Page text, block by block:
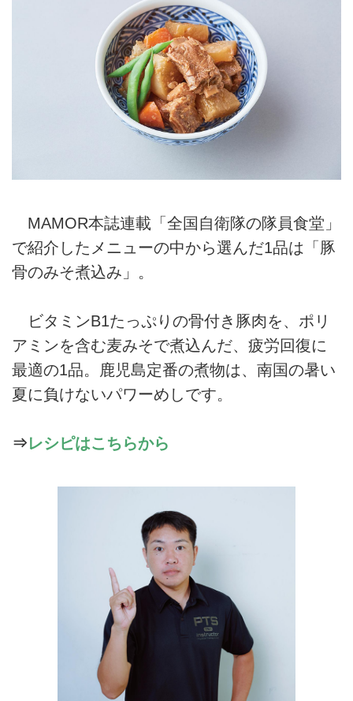
MAMOR本誌連載「全国自衛隊の隊員食堂」
で紹介したメニューの中から選んだ1品は「豚
骨のみそ煮込み」。
ビタミンB1たっぷりの骨付き豚肉を、ポリ
アミンを含む麦みそで煮込んだ、疲労回復に
最適の1品。鹿児島定番の煮物は、南国の暑い
夏に負けないパワーめしです。
⇒レシピはこちらから